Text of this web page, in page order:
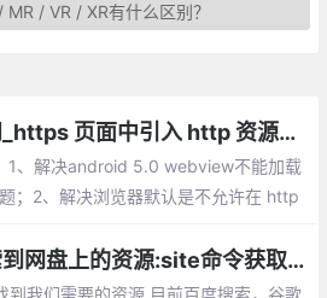
MR / VR / XR有什么区别？
https http 混合访问_https 页面中引入 http 资源的解决方式
1、解决android 5.0 webview不能加载
；2、解决浏览器默认是不允许在 http
现在要这样才能搜索到网盘上的资源:site命令获取网上资源
到我们需要的资源,目前百度搜索，谷歌